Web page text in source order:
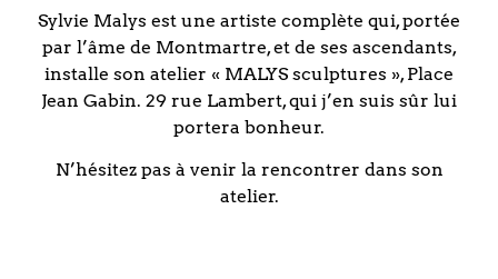
Sylvie Malys est une artiste complète qui, portée
par l’âme de Montmartre, et de ses ascendants,
installe son atelier « MALYS sculptures », Place
Jean Gabin. 29 rue Lambert, qui j’en suis sûr lui
portera bonheur.
N’hésitez pas à venir la rencontrer dans son
atelier.